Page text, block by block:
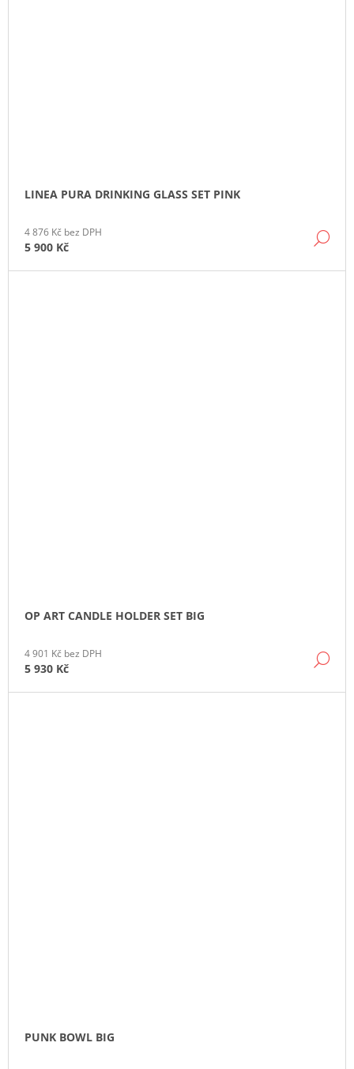
LINEA PURA DRINKING GLASS SET PINK
4 876 Kč bez DPH
5 900 Kč
OP ART CANDLE HOLDER SET BIG
4 901 Kč bez DPH
5 930 Kč
PUNK BOWL BIG